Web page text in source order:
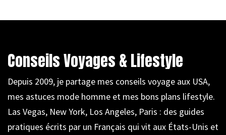
Conseils Voyages & Lifestyle
Depuis 2009, je partage mes conseils voyage aux USA,
mes astuces mode homme et mes bons plans lifestyle.
Las Vegas, New York, Los Angeles, Paris : des guides
pratiques écrits par un Français qui vit aux États-Unis et